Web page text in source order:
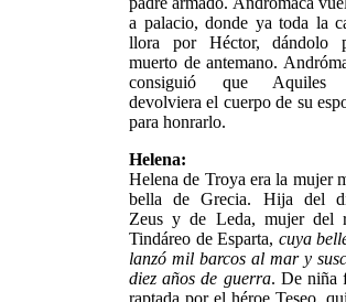
a palacio, donde ya toda la
llora por Héctor, dándolo
muerto de antemano.
consiguió que Aquiles
devolviera el cuerpo de su
para honrarlo.
Helena:
Helena de Troya era la mujer
bella de Grecia. Hija del
Zeus y de Leda, mujer del
Tindáreo de Esparta, cuya
lanzó mil barcos al mar y
diez años de guerra. De niña
raptada por el héroe Teseo,